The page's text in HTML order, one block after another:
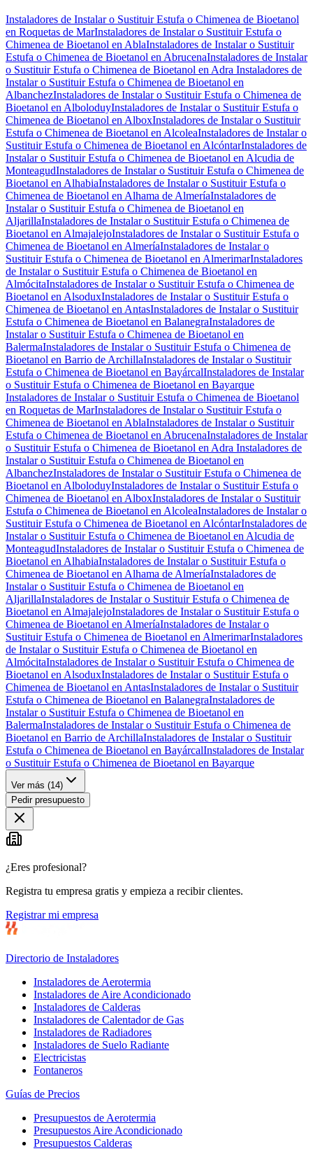
Instaladores de Instalar o Sustituir Estufa o Chimenea de Bioetanol
en Roquetas de MarInstaladores de Instalar o Sustituir Estufa o
Chimenea de Bioetanol en AblaInstaladores de Instalar o Sustituir
Estufa o Chimenea de Bioetanol en AbrucenaInstaladores de Instalar
o Sustituir Estufa o Chimenea de Bioetanol en Adra Instaladores de
Instalar o Sustituir Estufa o Chimenea de Bioetanol en
AlbanchezInstaladores de Instalar o Sustituir Estufa o Chimenea de
Bioetanol en AlboloduyInstaladores de Instalar o Sustituir Estufa o
Chimenea de Bioetanol en AlboxInstaladores de Instalar o Sustituir
Estufa o Chimenea de Bioetanol en AlcoleaInstaladores de Instalar o
Sustituir Estufa o Chimenea de Bioetanol en AlcóntarInstaladores de
Instalar o Sustituir Estufa o Chimenea de Bioetanol en Alcudia de
MonteagudInstaladores de Instalar o Sustituir Estufa o Chimenea de
Bioetanol en AlhabiaInstaladores de Instalar o Sustituir Estufa o
Chimenea de Bioetanol en Alhama de AlmeríaInstaladores de
Instalar o Sustituir Estufa o Chimenea de Bioetanol en
AljarillaInstaladores de Instalar o Sustituir Estufa o Chimenea de
Bioetanol en AlmajalejoInstaladores de Instalar o Sustituir Estufa o
Chimenea de Bioetanol en AlmeríaInstaladores de Instalar o
Sustituir Estufa o Chimenea de Bioetanol en AlmerimarInstaladores
de Instalar o Sustituir Estufa o Chimenea de Bioetanol en
AlmócitaInstaladores de Instalar o Sustituir Estufa o Chimenea de
Bioetanol en AlsoduxInstaladores de Instalar o Sustituir Estufa o
Chimenea de Bioetanol en AntasInstaladores de Instalar o Sustituir
Estufa o Chimenea de Bioetanol en BalanegraInstaladores de
Instalar o Sustituir Estufa o Chimenea de Bioetanol en
BalermaInstaladores de Instalar o Sustituir Estufa o Chimenea de
Bioetanol en Barrio de ArchillaInstaladores de Instalar o Sustituir
Estufa o Chimenea de Bioetanol en BayárcalInstaladores de Instalar
o Sustituir Estufa o Chimenea de Bioetanol en Bayarque
Instaladores de Instalar o Sustituir Estufa o Chimenea de Bioetanol
en Roquetas de MarInstaladores de Instalar o Sustituir Estufa o
Chimenea de Bioetanol en AblaInstaladores de Instalar o Sustituir
Estufa o Chimenea de Bioetanol en AbrucenaInstaladores de Instalar
o Sustituir Estufa o Chimenea de Bioetanol en Adra Instaladores de
Instalar o Sustituir Estufa o Chimenea de Bioetanol en
AlbanchezInstaladores de Instalar o Sustituir Estufa o Chimenea de
Bioetanol en AlboloduyInstaladores de Instalar o Sustituir Estufa o
Chimenea de Bioetanol en AlboxInstaladores de Instalar o Sustituir
Estufa o Chimenea de Bioetanol en AlcoleaInstaladores de Instalar o
Sustituir Estufa o Chimenea de Bioetanol en AlcóntarInstaladores de
Instalar o Sustituir Estufa o Chimenea de Bioetanol en Alcudia de
MonteagudInstaladores de Instalar o Sustituir Estufa o Chimenea de
Bioetanol en AlhabiaInstaladores de Instalar o Sustituir Estufa o
Chimenea de Bioetanol en Alhama de AlmeríaInstaladores de
Instalar o Sustituir Estufa o Chimenea de Bioetanol en
AljarillaInstaladores de Instalar o Sustituir Estufa o Chimenea de
Bioetanol en AlmajalejoInstaladores de Instalar o Sustituir Estufa o
Chimenea de Bioetanol en AlmeríaInstaladores de Instalar o
Sustituir Estufa o Chimenea de Bioetanol en AlmerimarInstaladores
de Instalar o Sustituir Estufa o Chimenea de Bioetanol en
AlmócitaInstaladores de Instalar o Sustituir Estufa o Chimenea de
Bioetanol en AlsoduxInstaladores de Instalar o Sustituir Estufa o
Chimenea de Bioetanol en AntasInstaladores de Instalar o Sustituir
Estufa o Chimenea de Bioetanol en BalanegraInstaladores de
Instalar o Sustituir Estufa o Chimenea de Bioetanol en
BalermaInstaladores de Instalar o Sustituir Estufa o Chimenea de
Bioetanol en Barrio de ArchillaInstaladores de Instalar o Sustituir
Estufa o Chimenea de Bioetanol en BayárcalInstaladores de Instalar
o Sustituir Estufa o Chimenea de Bioetanol en Bayarque
Ver más (14)
Pedir presupuesto
¿Eres profesional?
Registra tu empresa gratis y empieza a recibir clientes.
Registrar mi empresa
Directorio de Instaladores
Instaladores de Aerotermia
Instaladores de Aire Acondicionado
Instaladores de Calderas
Instaladores de Calentador de Gas
Instaladores de Radiadores
Instaladores de Suelo Radiante
Electricistas
Fontaneros
Guías de Precios
Presupuestos de Aerotermia
Presupuestos Aire Acondicionado
Presupuestos Calderas